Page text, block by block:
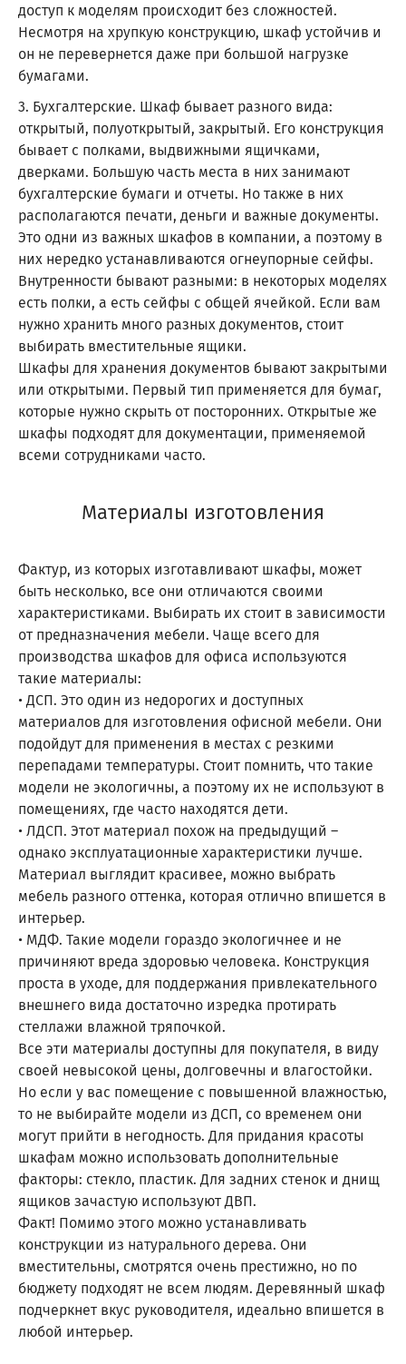
доступ к моделям происходит без сложностей.
Несмотря на хрупкую конструкцию, шкаф устойчив и
он не перевернется даже при большой нагрузке
бумагами.
3. Бухгалтерские. Шкаф бывает разного вида:
открытый, полуоткрытый, закрытый. Его конструкция
бывает с полками, выдвижными ящичками,
дверками. Большую часть места в них занимают
бухгалтерские бумаги и отчеты. Но также в них
располагаются печати, деньги и важные документы.
Это одни из важных шкафов в компании, а поэтому в
них нередко устанавливаются огнеупорные сейфы.
Внутренности бывают разными: в некоторых моделях
есть полки, а есть сейфы с общей ячейкой. Если вам
нужно хранить много разных документов, стоит
выбирать вместительные ящики.
Шкафы для хранения документов бывают закрытыми
или открытыми. Первый тип применяется для бумаг,
которые нужно скрыть от посторонних. Открытые же
шкафы подходят для документации, применяемой
всеми сотрудниками часто.
Материалы изготовления
Фактур, из которых изготавливают шкафы, может
быть несколько, все они отличаются своими
характеристиками. Выбирать их стоит в зависимости
от предназначения мебели. Чаще всего для
производства шкафов для офиса используются
такие материалы:
• ДСП. Это один из недорогих и доступных
материалов для изготовления офисной мебели. Они
подойдут для применения в местах с резкими
перепадами температуры. Стоит помнить, что такие
модели не экологичны, а поэтому их не используют в
помещениях, где часто находятся дети.
• ЛДСП. Этот материал похож на предыдущий –
однако эксплуатационные характеристики лучше.
Материал выглядит красивее, можно выбрать
мебель разного оттенка, которая отлично впишется в
интерьер.
• МДФ. Такие модели гораздо экологичнее и не
причиняют вреда здоровью человека. Конструкция
проста в уходе, для поддержания привлекательного
внешнего вида достаточно изредка протирать
стеллажи влажной тряпочкой.
Все эти материалы доступны для покупателя, в виду
своей невысокой цены, долговечны и влагостойки.
Но если у вас помещение с повышенной влажностью,
то не выбирайте модели из ДСП, со временем они
могут прийти в негодность. Для придания красоты
шкафам можно использовать дополнительные
факторы: стекло, пластик. Для задних стенок и днищ
ящиков зачастую используют ДВП.
Факт! Помимо этого можно устанавливать
конструкции из натурального дерева. Они
вместительны, смотрятся очень престижно, но по
бюджету подходят не всем людям. Деревянный шкаф
подчеркнет вкус руководителя, идеально впишется в
любой интерьер.